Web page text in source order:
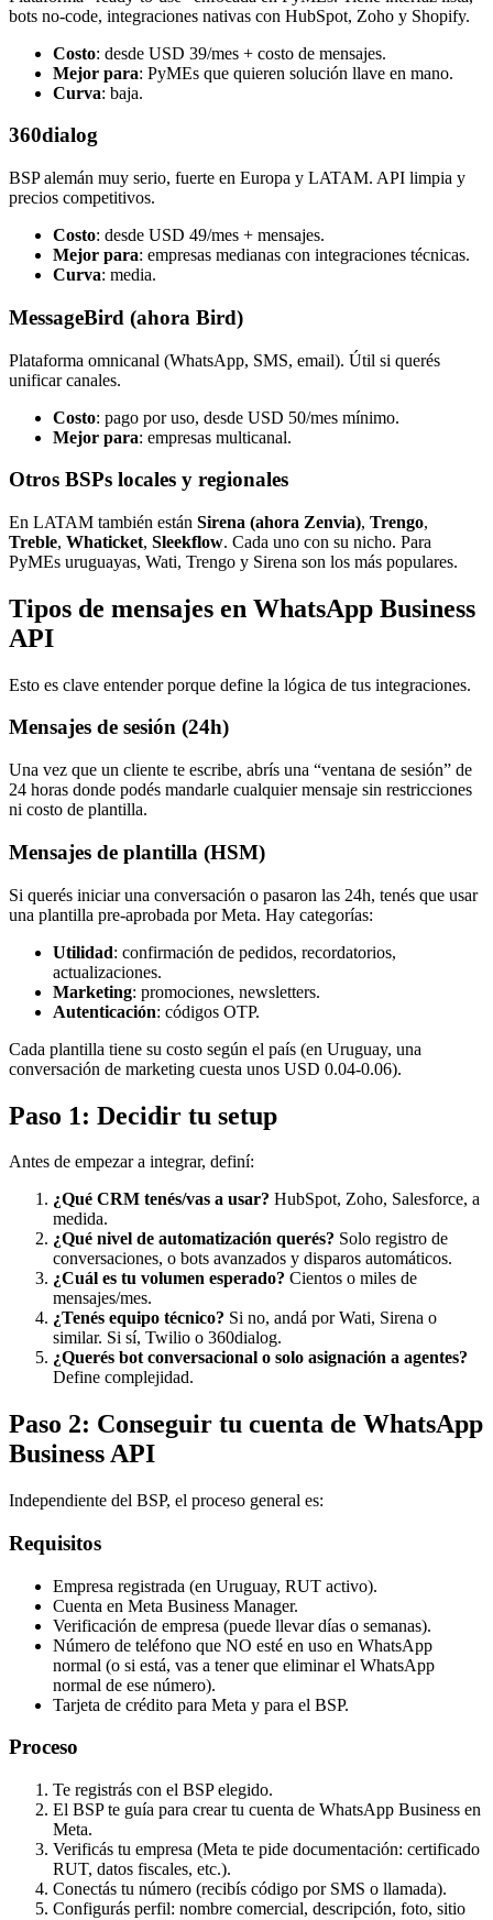
bots no-code, integraciones nativas con HubSpot, Zoho y Shopify.
Costo: desde USD 39/mes + costo de mensajes.
Mejor para: PyMEs que quieren solución llave en mano.
Curva: baja.
360dialog
BSP alemán muy serio, fuerte en Europa y LATAM. API limpia y
precios competitivos.
Costo: desde USD 49/mes + mensajes.
Mejor para: empresas medianas con integraciones técnicas.
Curva: media.
MessageBird (ahora Bird)
Plataforma omnicanal (WhatsApp, SMS, email). Útil si querés
unificar canales.
Costo: pago por uso, desde USD 50/mes mínimo.
Mejor para: empresas multicanal.
Otros BSPs locales y regionales
En LATAM también están Sirena (ahora Zenvia), Trengo,
Treble, Whaticket, Sleekflow. Cada uno con su nicho. Para
PyMEs uruguayas, Wati, Trengo y Sirena son los más populares.
Tipos de mensajes en WhatsApp Business
API
Esto es clave entender porque define la lógica de tus integraciones.
Mensajes de sesión (24h)
Una vez que un cliente te escribe, abrís una “ventana de sesión” de
24 horas donde podés mandarle cualquier mensaje sin restricciones
ni costo de plantilla.
Mensajes de plantilla (HSM)
Si querés iniciar una conversación o pasaron las 24h, tenés que usar
una plantilla pre-aprobada por Meta. Hay categorías:
Utilidad: confirmación de pedidos, recordatorios,
actualizaciones.
Marketing: promociones, newsletters.
Autenticación: códigos OTP.
Cada plantilla tiene su costo según el país (en Uruguay, una
conversación de marketing cuesta unos USD 0.04-0.06).
Paso 1: Decidir tu setup
Antes de empezar a integrar, definí:
¿Qué CRM tenés/vas a usar? HubSpot, Zoho, Salesforce, a
medida.
¿Qué nivel de automatización querés? Solo registro de
conversaciones, o bots avanzados y disparos automáticos.
¿Cuál es tu volumen esperado? Cientos o miles de
mensajes/mes.
¿Tenés equipo técnico? Si no, andá por Wati, Sirena o
similar. Si sí, Twilio o 360dialog.
¿Querés bot conversacional o solo asignación a agentes?
Define complejidad.
Paso 2: Conseguir tu cuenta de WhatsApp
Business API
Independiente del BSP, el proceso general es:
Requisitos
Empresa registrada (en Uruguay, RUT activo).
Cuenta en Meta Business Manager.
Verificación de empresa (puede llevar días o semanas).
Número de teléfono que NO esté en uso en WhatsApp
normal (o si está, vas a tener que eliminar el WhatsApp
normal de ese número).
Tarjeta de crédito para Meta y para el BSP.
Proceso
Te registrás con el BSP elegido.
El BSP te guía para crear tu cuenta de WhatsApp Business en
Meta.
Verificás tu empresa (Meta te pide documentación: certificado
RUT, datos fiscales, etc.).
Conectás tu número (recibís código por SMS o llamada).
Configurás perfil: nombre comercial, descripción, foto, sitio